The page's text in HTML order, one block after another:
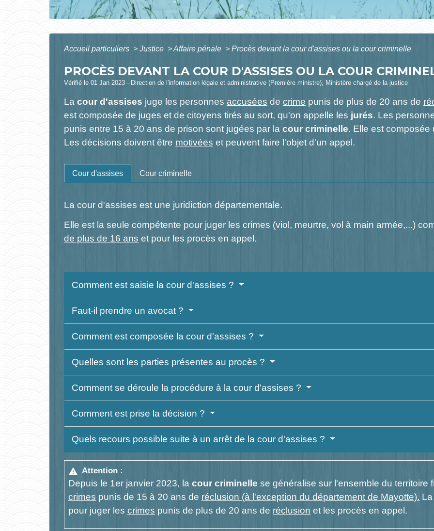
Accueil particuliers > Justice >Affaire pénale > Procès devant la cour d'assises ou la cour criminelle
PROCÈS DEVANT LA COUR D'ASSISES OU LA COUR
Vérifié le 01 Jan 2023 - Direction de l'information légale et administrative (Première ministre), Ministère chargé de la justice
La cour d'assises juge les personnes accusées de crime punis de plus de 20 ans de
est composée de juges et de citoyens tirés au sort, qu'on appelle les jurés. Les
punis entre 15 à 20 ans de prison sont jugées par la cour criminelle. Elle est
Les décisions doivent être motivées et peuvent faire l'objet d'un appel.
Cour d'assises Cour criminelle
La cour d'assises est une juridiction départementale.
Elle est la seule compétente pour juger les crimes (viol, meurtre, vol à main armée,...)
de plus de 16 ans et pour les procès en appel.
Comment est saisie la cour d'assises ?
Faut-il prendre un avocat ?
Comment est composée la cour d'assises ?
Quelles sont les parties présentes au procès ?
Comment se déroule la procédure à la cour d'assises ?
Comment est prise la décision ?
Quels recours possible suite à un arrêt de la cour d'assises ?
warning Attention :
Depuis le 1er janvier 2023, la cour criminelle se généralise sur l'ensemble du territoire
crimes punis de 15 à 20 ans de réclusion (à l'exception du département de Mayotte).
pour juger les crimes punis de plus de 20 ans de réclusion et les procès en appel.